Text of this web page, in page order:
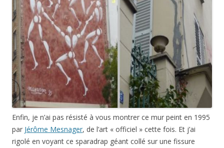
Enfin, je n’ai pas résisté à vous montrer ce mur peint en 1995
par Jérôme Mesnager, de l’art « officiel » cette fois. Et j’ai
rigolé en voyant ce sparadrap géant collé sur une fissure